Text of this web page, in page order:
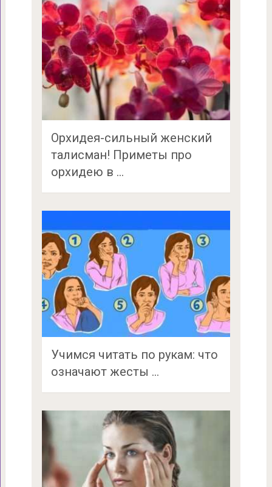
Орхидея-сильный женский
талисман! Приметы про
орхидею в …
Учимся читать по рукам: что
означают жесты …